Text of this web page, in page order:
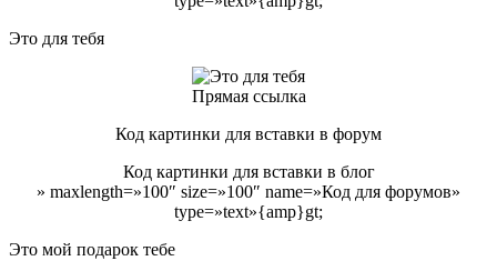
Это для тебя
Прямая ссылка
Код картинки для вставки в форум
Код картинки для вставки в блог
» maxlength=»100″ size=»100″ name=»Код для форумов»
type=»text»{amp}gt;
Это мой подарок тебе